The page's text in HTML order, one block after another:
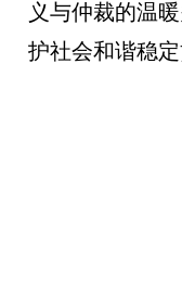
义与仲裁的温
护社会和谐稳定